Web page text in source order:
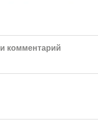
комментарий